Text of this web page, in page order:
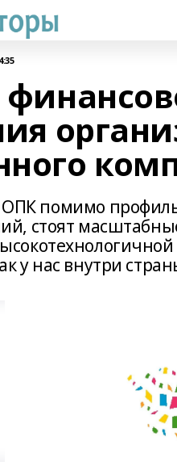
помимо
стоят
у нас внутри